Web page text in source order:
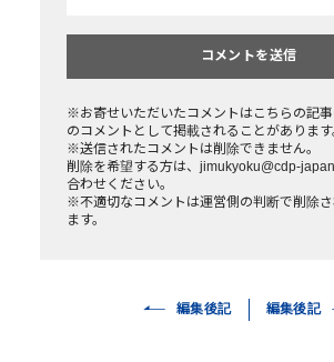
※お寄せいただいたコメントはこちらの記
のコメントとして掲載されることがあります
※送信されたコメントは削除できません。
削除を希望する方は、jimukyoku@cdp-
合わせください。
※不適切なコメントは運営側の判断で削除
ます。
編集後記 編集後記